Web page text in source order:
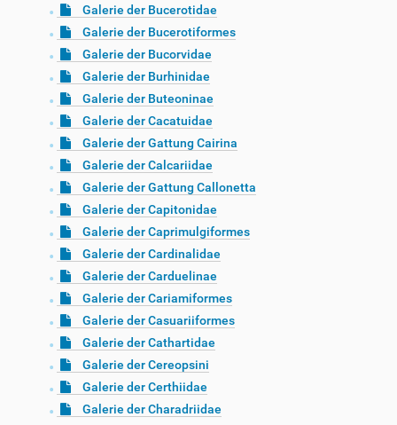
Galerie der Bucerotidae
Galerie der Bucerotiformes
Galerie der Bucorvidae
Galerie der Burhinidae
Galerie der Buteoninae
Galerie der Cacatuidae
Galerie der Gattung Cairina
Galerie der Calcariidae
Galerie der Gattung Callonetta
Galerie der Capitonidae
Galerie der Caprimulgiformes
Galerie der Cardinalidae
Galerie der Carduelinae
Galerie der Cariamiformes
Galerie der Casuariiformes
Galerie der Cathartidae
Galerie der Cereopsini
Galerie der Certhiidae
Galerie der Charadriidae